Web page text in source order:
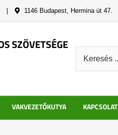
1146 Budapest, Hermina út 47.
SZÖVETSÉGE
VAKVEZETŐKUTYA KAPCSOLAT